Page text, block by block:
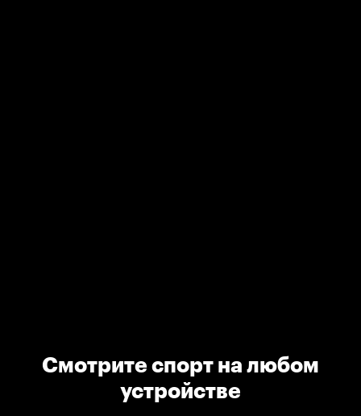
Смотрите спорт на любом
устройстве